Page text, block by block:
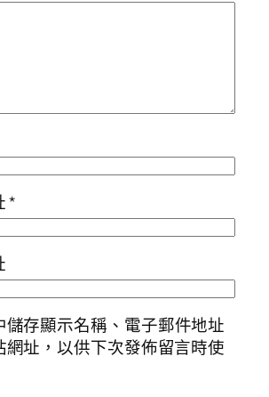
*
儲存顯示名稱、電子郵件地址
網址，以供下次發佈留言時使